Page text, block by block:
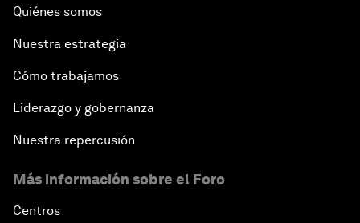
Quiénes somos
Nuestra estrategia
Cómo trabajamos
Liderazgo y gobernanza
Nuestra repercusión
Más información sobre el Foro
Centros